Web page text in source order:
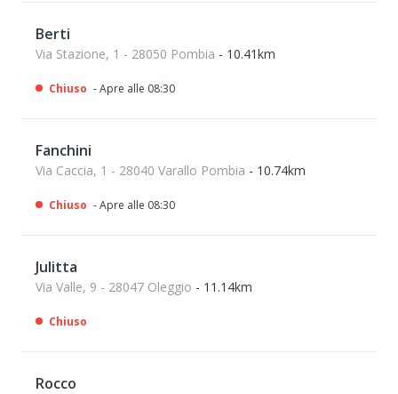
Berti
Via Stazione, 1 - 28050 Pombia - 10.41km
Chiuso - Apre alle 08:30
Fanchini
Via Caccia, 1 - 28040 Varallo Pombia - 10.74km
Chiuso - Apre alle 08:30
Julitta
Via Valle, 9 - 28047 Oleggio - 11.14km
Chiuso
Rocco